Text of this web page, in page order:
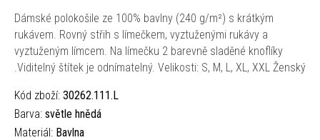
Dámské polokošile ze 100% bavlny (240 g/m²) s krátkým
rukávem. Rovný střih s límečkem, vyztuženými rukávy a
vyztuženým límcem. Na límečku 2 barevně sladěné knoflíky
.Viditelný štítek je odnímatelný. Velikosti: S, M, L, XL, XXL Ženský
Kód zboží: 30262.111.L
Barva: světle hnědá
Materiál: Bavlna